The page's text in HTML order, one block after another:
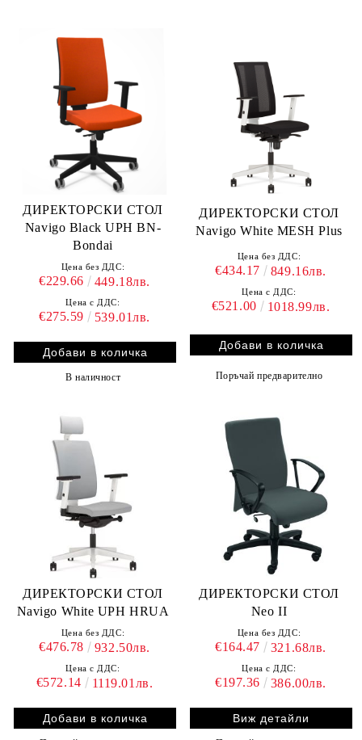
ДИРЕКТОРСКИ СТОЛ
Navigo Black UPH BN-
Bondai
Цена без ДДС:
€229.66 449.18лв.
Цена с ДДС:
€275.59 539.01лв.
В наличност
ДИРЕКТОРСКИ СТОЛ
Navigo White MESH Plus
Цена без ДДС:
€434.17 849.16лв.
Цена с ДДС:
€521.00 1018.99лв.
Поръчай предварително
ДИРЕКТОРСКИ СТОЛ
Navigo White UPH HRUA
Цена без ДДС:
€476.78 932.50лв.
Цена с ДДС:
€572.14 1119.01лв.
ДИРЕКТОРСКИ СТОЛ
Neo II
Цена без ДДС:
€164.47 321.68лв.
Цена с ДДС:
€197.36 386.00лв.
Виж детайли